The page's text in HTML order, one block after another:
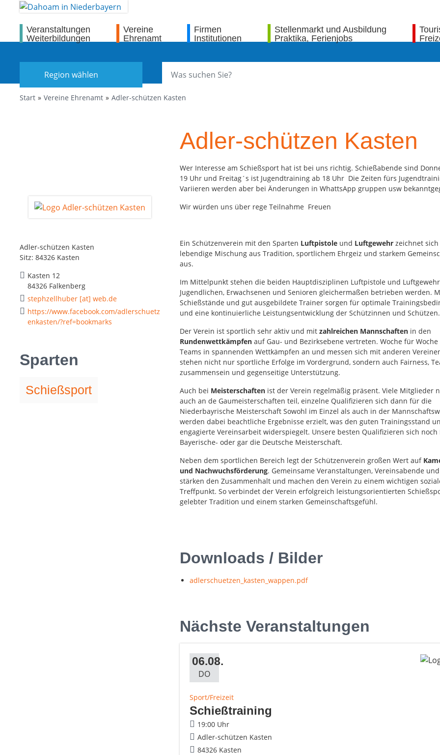
Veranstaltungen
Weiterbildungen
Vereine
Ehrenamt
Firmen
Institutionen
Stellenmarkt und Ausbildung
Praktika, Ferienjobs
Region wählen
Start Vereine Ehrenamt Adler-schützen Kasten
Adler-schützen Kasten
Sitz: 84326 Kasten
Kasten 12
84326 Falkenberg
stephzellhuber [at] web.de
https://www.facebook.com/adlerschuetz
enkasten/?ref=bookmarks
Sparten
Schießsport
Adler-schützen Kasten
Wer Interesse am Schießsport hat ist bei uns richtig. Schießabende sind
19 Uhr und Freitag´s ist Jugendtraining ab 18 Uhr Die Zeiten fürs
Variieren werden aber bei Änderungen in WhattsApp gruppen usw
Wir würden uns über rege Teilnahme Freuen
Ein Schützenverein mit den Sparten Luftpistole und Luftgewehr zeichnet
lebendige Mischung aus Tradition, sportlichem Ehrgeiz und starkem
aus.
Im Mittelpunkt stehen die beiden Hauptdisziplinen Luftpistole und
Jugendlichen, Erwachsenen und Senioren gleichermaßen betrieben werden.
Schießstände und gut ausgebildete Trainer sorgen für optimale
und eine kontinuierliche Leistungsentwicklung der Schützinnen und Schützen.
Der Verein ist sportlich sehr aktiv und mit zahlreichen Mannschaften in den
Rundenwettkämpfen auf Gau- und Bezirksebene vertreten. Woche für
Teams in spannenden Wettkämpfen an und messen sich mit anderen
stehen nicht nur sportliche Erfolge im Vordergrund, sondern auch Fairness,
zusammensein und gegenseitige Unterstützung.
Auch bei Meisterschaften ist der Verein regelmäßig präsent. Viele Mitglieder
auch an de Gaumeisterschaften teil, einzelne Qualifizieren sich dann für die
Niederbayrische Meisterschaft Sowohl im Einzel als auch in der
werden dabei beachtliche Ergebnisse erzielt, was den guten Trainingsstand
engagierte Vereinsarbeit widerspiegelt. Unsere besten Qualifizieren sich noch
Bayerische- oder gar die Deutsche Meisterschaft.
Neben dem sportlichen Bereich legt der Schützenverein großen Wert auf
und Nachwuchsförderung. Gemeinsame Veranstaltungen, Vereinsabende und
stärken den Zusammenhalt und machen den Verein zu einem wichtigen
Treffpunkt. So verbindet der Verein erfolgreich leistungsorientierten
gelebter Tradition und einem starken Gemeinschaftsgefühl.
Downloads / Bilder
adlerschuetzen_kasten_wappen.pdf
Nächste Veranstaltungen
06.08.
DO
Sport/Freizeit
Schießtraining
19:00 Uhr
Adler-schützen Kasten
84326 Kasten